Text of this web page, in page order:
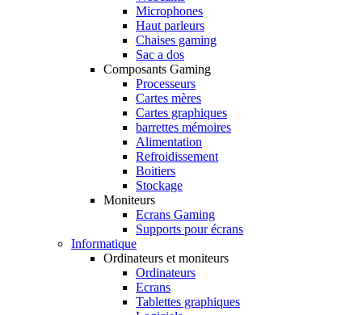
Microphones
Haut parleurs
Chaises gaming
Sac a dos
Composants Gaming
Processeurs
Cartes mères
Cartes graphiques
barrettes mémoires
Alimentation
Refroidissement
Boitiers
Stockage
Moniteurs
Ecrans Gaming
Supports pour écrans
Informatique
Ordinateurs et moniteurs
Ordinateurs
Ecrans
Tablettes graphiques